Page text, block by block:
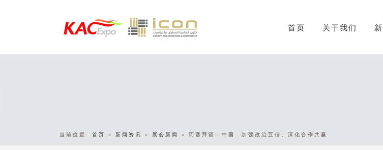
首页 关于我们
当前位置: 首页 » 新闻资讯 » 展会新闻 » 阿塞拜疆—中国：加强政治互信、深化合作共赢